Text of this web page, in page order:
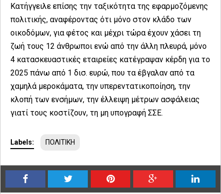
Κατήγγειλε επίσης την ταξικότητα της εφαρμοζόμενης
πολιτικής, αναφέροντας ότι μόνο στον κλάδο των
οικοδόμων, για φέτος και μέχρι τώρα έχουν χάσει τη
ζωή τους 12 άνθρωποι ενώ από την άλλη πλευρά, μόνο
4 κατασκευαστικές εταιρείες κατέγραψαν κέρδη για το
2025 πάνω από 1 δισ. ευρώ, που τα έβγαλαν από τα
χαμηλά μεροκάματα, την υπερεντατικοποίηση, την
κλοπή των ενσήμων, την έλλειψη μέτρων ασφάλειας
γιατί τους κοστίζουν, τη μη υπογραφή ΣΣΕ.
Labels: ΠΟΛΙΤΙΚΗ